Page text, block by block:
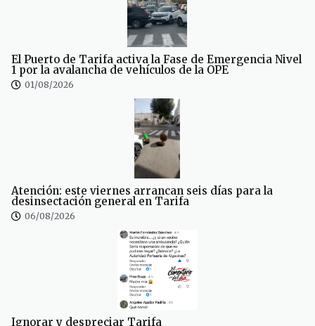
El Puerto de Tarifa activa la Fase de Emergencia Nivel
1 por la avalancha de vehículos de la OPE
01/08/2026
Atención: este viernes arrancan seis días para la
desinsectación general en Tarifa
06/08/2026
Ignorar y despreciar Tarifa